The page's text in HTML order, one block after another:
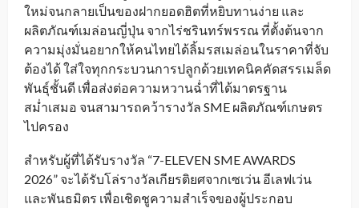
ใหม่จนกลายเป็นของฝากยอดฮิตที่หยิบทานง่าย และ
ผลิตภัณฑ์เมล่อนญี่ปุ่น จากไร่ชรินทร์พรรณ ที่ตั้งต้นจาก
ความมุ่งมั่นอยากให้คนไทยได้ลิ้มรสเมล่อนในราคาที่จับ
ต้องได้ ใส่ใจทุกกระบวนการปลูกด้วยเทคนิคคัดสรรเมล็ด
พันธุ์ชั้นดี เพื่อส่งต่อความหวานฉ่ำที่ได้มาตรฐาน
สม่ำเสมอ จนสามารถคว้ารางวัล SME ผลิตภัณฑ์เกษตร
ไปครอง
สำหรับผู้ที่ได้รับรางวัล “7-ELEVEN SME AWARDS
2026” จะได้รับโล่รางวัลเกียรติยศจากเซเว่น อีเลฟเว่น
และพันธมิตร เพื่อเชิดชูความสำเร็จของผู้ประกอบ